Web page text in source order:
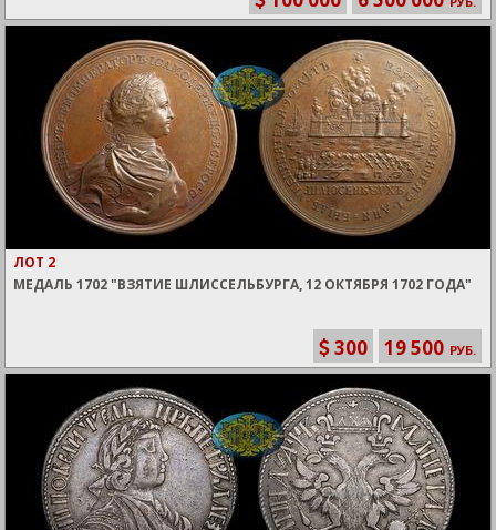
ЛОТ 2
МЕДАЛЬ 1702 "ВЗЯТИЕ ШЛИССЕЛЬБУРГА, 12 ОКТЯБРЯ 1702 ГОДА"
300 19 500 РУБ.